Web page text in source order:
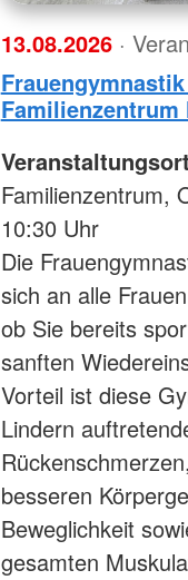
13.08.2026 ·
Familienzentrum
Familienzentrum,
10:30 Uhr
Die
sich an alle
ob Sie bereits
sanften
Vorteil ist diese
Lindern
besseren
Beweglichkeit
gesamten